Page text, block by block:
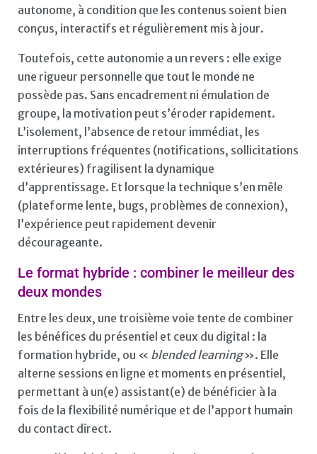
autonome, à condition que les contenus soient bien
conçus, interactifs et régulièrement mis à jour.
Toutefois, cette autonomie a un revers : elle exige
une rigueur personnelle que tout le monde ne
possède pas. Sans encadrement ni émulation de
groupe, la motivation peut s’éroder rapidement.
L’isolement, l’absence de retour immédiat, les
interruptions fréquentes (notifications, sollicitations
extérieures) fragilisent la dynamique
d’apprentissage. Et lorsque la technique s’en mêle
(plateforme lente, bugs, problèmes de connexion),
l’expérience peut rapidement devenir
décourageante.
Le format hybride : combiner le meilleur des
deux mondes
Entre les deux, une troisième voie tente de combiner
les bénéfices du présentiel et ceux du digital : la
formation hybride, ou « blended learning». Elle
alterne sessions en ligne et moments en présentiel,
permettant à un(e) assistant(e) de bénéficier à la
fois de la flexibilité numérique et de l’apport humain
du contact direct.